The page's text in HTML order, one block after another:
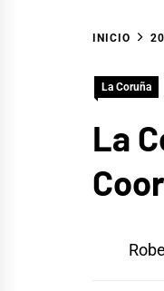
INICIO
La Coruña
La